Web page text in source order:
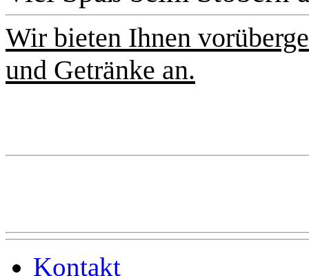
Wir bieten Ihnen
und Getränke an.
Kontakt